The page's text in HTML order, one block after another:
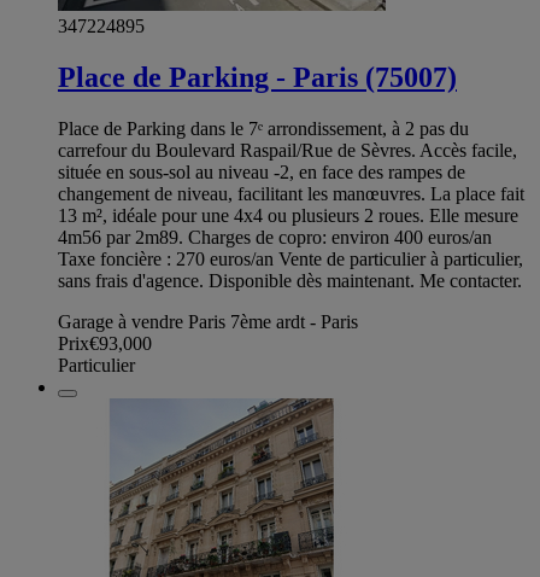
347224895
Place de Parking - Paris (75007)
Place de Parking dans le 7ᵉ arrondissement, à 2 pas du
carrefour du Boulevard Raspail/Rue de Sèvres. Accès facile,
située en sous-sol au niveau -2, en face des rampes de
changement de niveau, facilitant les manœuvres. La place fait
13 m², idéale pour une 4x4 ou plusieurs 2 roues. Elle mesure
4m56 par 2m89. Charges de copro: environ 400 euros/an
Taxe foncière : 270 euros/an Vente de particulier à particulier,
sans frais d'agence. Disponible dès maintenant. Me contacter.
Garage à vendre Paris 7ème ardt - Paris
Prix€93,000
Particulier